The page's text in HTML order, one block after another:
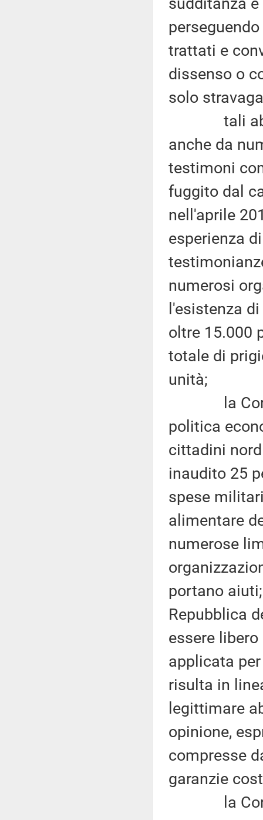
trattati e
dissenso o
solo
tali abusi
anche da
testimoni
fuggito dal
nell'aprile
esperienza
numerosi
l'esistenza
oltre 15.000
totale di
unità;
la Corea
politica
cittadini
inaudito 25
spese
alimentare
numerose
portano
Repubblica
essere
applicata
risulta in
legittimare
opinione,
compresse
garanzie
la Corea